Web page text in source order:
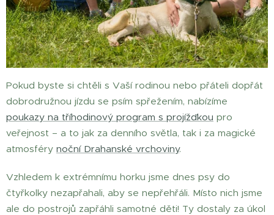
Pokud byste si chtěli s Vaší rodinou nebo přáteli dopřát
dobrodružnou jízdu se psím spřežením, nabízíme
poukazy na tříhodinový program s projížďkou pro
veřejnost – a to jak za denního světla, tak i za magické
atmosféry noční Drahanské vrchoviny.
Vzhledem k extrémnímu horku jsme dnes psy do
čtyřkolky nezapřahali, aby se nepřehřáli. Místo nich jsme
ale do postrojů zapřáhli samotné děti! Ty dostaly za úkol